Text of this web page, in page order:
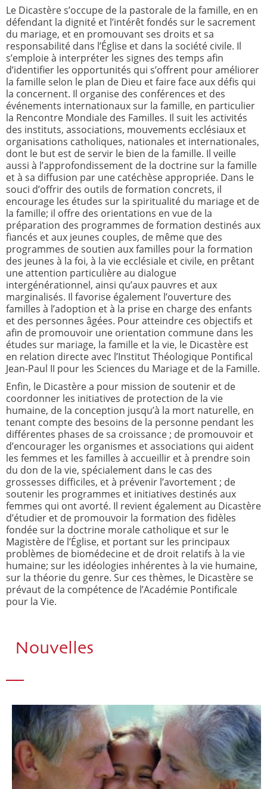
Le Dicastère s’occupe de la pastorale de la famille, en en
défendant la dignité et l’intérêt fondés sur le sacrement
du mariage, et en promouvant ses droits et sa
responsabilité dans l’Église et dans la société civile. Il
s’emploie à interpréter les signes des temps afin
d’identifier les opportunités qui s’offrent pour améliorer
la famille selon le plan de Dieu et faire face aux défis qui
la concernent. Il organise des conférences et des
événements internationaux sur la famille, en particulier
la Rencontre Mondiale des Familles. Il suit les activités
des instituts, associations, mouvements ecclésiaux et
organisations catholiques, nationales et internationales,
dont le but est de servir le bien de la famille. Il veille
aussi à l’approfondissement de la doctrine sur la famille
et à sa diffusion par une catéchèse appropriée. Dans le
souci d’offrir des outils de formation concrets, il
encourage les études sur la spiritualité du mariage et de
la famille; il offre des orientations en vue de la
préparation des programmes de formation destinés aux
fiancés et aux jeunes couples, de même que des
programmes de soutien aux familles pour la formation
des jeunes à la foi, à la vie ecclésiale et civile, en prêtant
une attention particulière au dialogue
intergénérationnel, ainsi qu’aux pauvres et aux
marginalisés. Il favorise également l’ouverture des
familles à l’adoption et à la prise en charge des enfants
et des personnes âgées. Pour atteindre ces objectifs et
afin de promouvoir une orientation commune dans les
études sur mariage, la famille et la vie, le Dicastère est
en relation directe avec l’Institut Théologique Pontifical
Jean-Paul II pour les Sciences du Mariage et de la Famille.
Enfin, le Dicastère a pour mission de soutenir et de
coordonner les initiatives de protection de la vie
humaine, de la conception jusqu’à la mort naturelle, en
tenant compte des besoins de la personne pendant les
différentes phases de sa croissance ; de promouvoir et
d’encourager les organismes et associations qui aident
les femmes et les familles à accueillir et à prendre soin
du don de la vie, spécialement dans le cas des
grossesses difficiles, et à prévenir l’avortement ; de
soutenir les programmes et initiatives destinés aux
femmes qui ont avorté. Il revient également au Dicastère
d’étudier et de promouvoir la formation des fidèles
fondée sur la doctrine morale catholique et sur le
Magistère de l’Église, et portant sur les principaux
problèmes de biomédecine et de droit relatifs à la vie
humaine; sur les idéologies inhérentes à la vie humaine,
sur la théorie du genre. Sur ces thèmes, le Dicastère se
prévaut de la compétence de l’Académie Pontificale
pour la Vie.
Nouvelles